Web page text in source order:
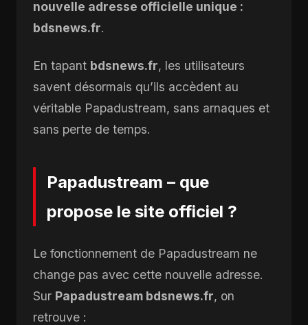
nouvelle adresse officielle unique :
bdsnews.fr.
En tapant bdsnews.fr, les utilisateurs
savent désormais qu’ils accèdent au
véritable Papadustream, sans arnaques et
sans perte de temps.
Papadustream – que
propose le site officiel ?
Le fonctionnement de Papadustream ne
change pas avec cette nouvelle adresse.
Sur Papadustream bdsnews.fr, on
retrouve :